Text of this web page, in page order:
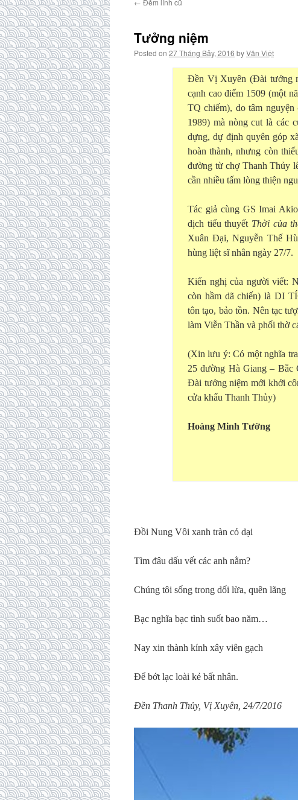
← Đêm lính cũ
Tưởng niệm
Posted on 27 Tháng Bảy, 2016 byVăn Việt
Đền Vị Xuyên (Đài tưởng
cạnh cao điểm 1509 (một
TQ chiếm), do tâm
1989) mà nòng cut là các
dựng, dự định quyên góp
hoàn thành, nhưng còn
đường từ chợ Thanh Thủy
cần nhiều tấm lòng thiện
Tác giả cùng GS Imai
dịch tiểu thuyết Thời của
Xuân Đại, Nguyễn Thế
hùng liệt sĩ nhân ngày 27/7.
Kiến nghị của người viết:
còn hầm dã chiến) là DI
tôn tạo, bảo tồn. Nên tạc
làm Viễn Thần và phối thờ
(Xin lưu ý: Có một nghĩa
25 đường Hà Giang –
Đài tưởng niệm mới khởi
cửa khẩu Thanh Thủy)
Hoàng Minh Tường
Đồi Nung Vôi xanh tràn cỏ dại
Tìm đâu dấu vết các anh nằm?
Chúng tôi sống trong dối lừa, quên lãng
Bạc nghĩa bạc tình suốt bao năm…
Nay xin thành kính xây viên gạch
Để bớt lạc loài kẻ bất nhân.
Đền Thanh Thủy, Vị Xuyên, 24/7/2016